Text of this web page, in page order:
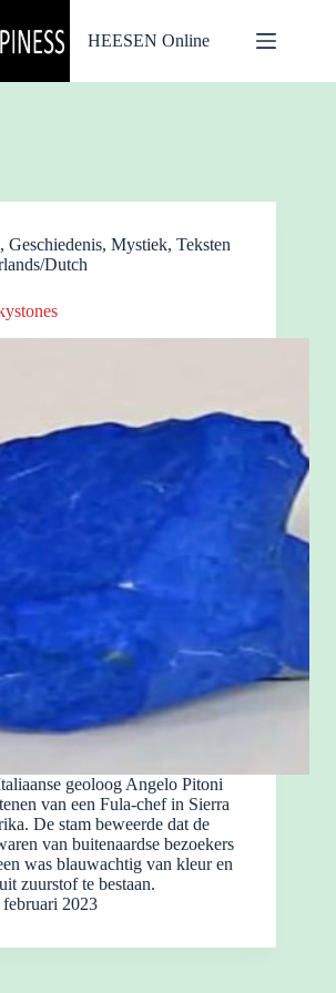
HEESEN Online
, Geschiedenis, Mystiek, Teksten
Dutch
geoloog Angelo Pitoni
van een Fula-chef in Sierra
De stam beweerde dat de
van buitenaardse bezoekers
was blauwachtig van kleur en
zuurstof te bestaan.
februari 2023